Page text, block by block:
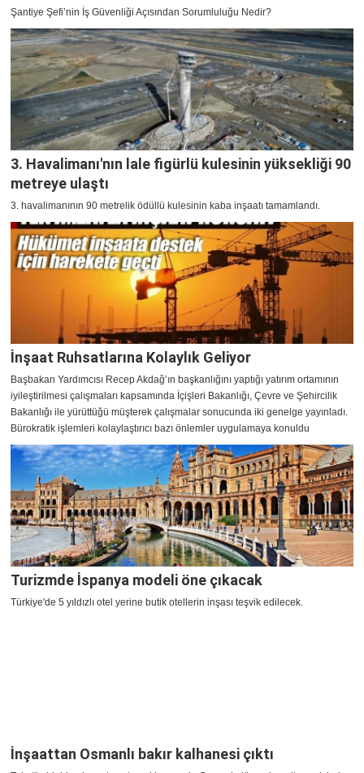
Şantiye Şefi’nin İş Güvenliği Açısından Sorumluluğu Nedir?
3. Havalimanı'nın lale figürlü kulesinin yüksekliği 90
metreye ulaştı
3. havalimanının 90 metrelik ödüllü kulesinin kaba inşaatı tamamlandı.
İnşaat Ruhsatlarına Kolaylık Geliyor
Başbakan Yardımcısı Recep Akdağ’ın başkanlığını yaptığı yatırım ortamının
iyileştirilmesi çalışmaları kapsamında İçişleri Bakanlığı, Çevre ve Şehircilik
Bakanlığı ile yürüttüğü müşterek çalışmalar sonucunda iki genelge yayınladı.
Bürokratik işlemleri kolaylaştırıcı bazı önlemler uygulamaya konuldu
Turizmde İspanya modeli öne çıkacak
Türkiye'de 5 yıldızlı otel yerine butik otellerin inşası teşvik edilecek.
İnşaattan Osmanlı bakır kalhanesi çıktı